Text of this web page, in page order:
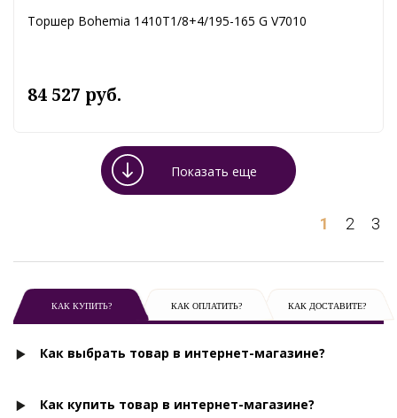
Торшер Bohemia 1410T1/8+4/195-165 G V7010
84 527 руб.
Показать еще
1 2 3
КАК КУПИТЬ? КАК ОПЛАТИТЬ? КАК ДОСТАВИТЕ?
Как выбрать товар в интернет-магазине?
Как купить товар в интернет-магазине?